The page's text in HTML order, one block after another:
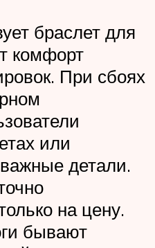
браслет для
комфорт
При сбоях
или
детали.
на цену.
бывают